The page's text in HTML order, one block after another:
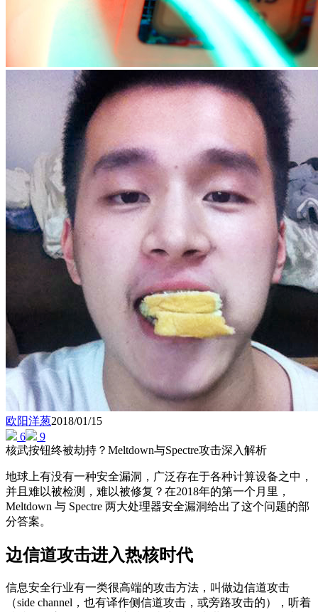
欧阳洋葱2018/01/15
6
9
核武按钮终被劫持？Meltdown与Spectre攻击深入解析
地球上有没有一种安全漏洞，广泛存在于各种计算设备之中，
并且难以被检测，难以被修复？在2018年的第一个月里，
Meltdown 与 Spectre 两大处理器安全漏洞给出了这个问题的部
分答案。
边信道攻击进入热核时代
信息安全行业有一类很高端的攻击方法，叫做边信道攻击
（side channel，也有译作侧信道攻击，或旁路攻击的），听着